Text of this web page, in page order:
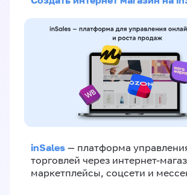
inSales — платформа
торговлей через интернет-
маркетплейсы, соцсети и